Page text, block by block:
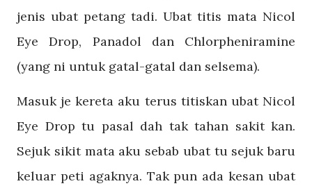
jenis ubat petang tadi. Ubat titis mata Nicol
Eye Drop, Panadol dan Chlorpheniramine
(yang ni untuk gatal-gatal dan selsema).
Masuk je kereta aku terus titiskan ubat Nicol
Eye Drop tu pasal dah tak tahan sakit kan.
Sejuk sikit mata aku sebab ubat tu sejuk baru
keluar peti agaknya. Tak pun ada kesan ubat